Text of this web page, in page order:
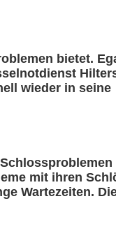
bietet.
wieder in seine
mit ihren
Wartezeiten.